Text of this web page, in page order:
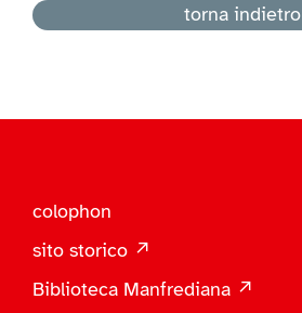
torna indietro
colophon
sito storico ↗
Biblioteca Manfrediana ↗